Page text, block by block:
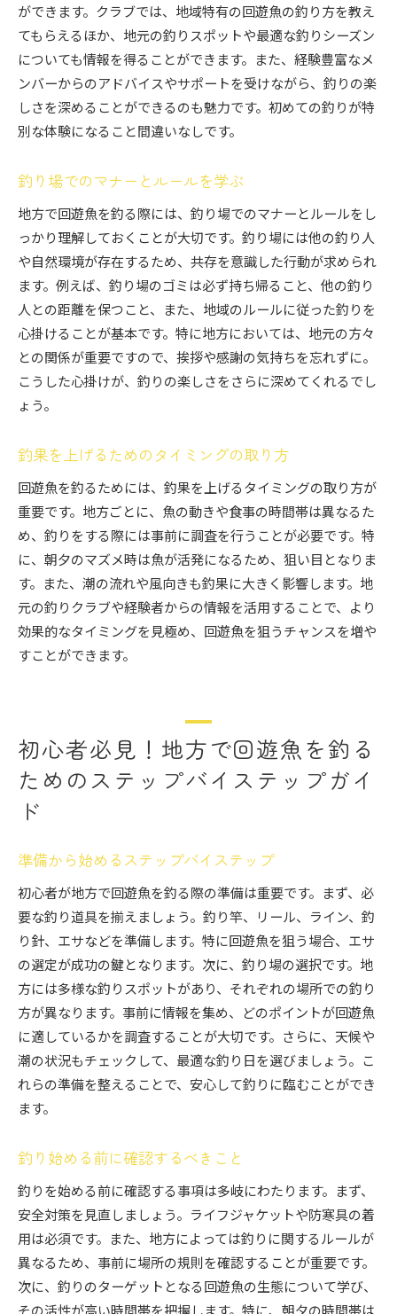
ができます。クラブでは、地域特有の回遊魚の釣り方を教え
てもらえるほか、地元の釣りスポットや最適な釣りシーズン
についても情報を得ることができます。また、経験豊富なメ
ンバーからのアドバイスやサポートを受けながら、釣りの楽
しさを深めることができるのも魅力です。初めての釣りが特
別な体験になること間違いなしです。
釣り場でのマナーとルールを学ぶ
地方で回遊魚を釣る際には、釣り場でのマナーとルールをし
っかり理解しておくことが大切です。釣り場には他の釣り人
や自然環境が存在するため、共存を意識した行動が求められ
ます。例えば、釣り場のゴミは必ず持ち帰ること、他の釣り
人との距離を保つこと、また、地域のルールに従った釣りを
心掛けることが基本です。特に地方においては、地元の方々
との関係が重要ですので、挨拶や感謝の気持ちを忘れずに。
こうした心掛けが、釣りの楽しさをさらに深めてくれるでし
ょう。
釣果を上げるためのタイミングの取り方
回遊魚を釣るためには、釣果を上げるタイミングの取り方が
重要です。地方ごとに、魚の動きや食事の時間帯は異なるた
め、釣りをする際には事前に調査を行うことが必要です。特
に、朝夕のマズメ時は魚が活発になるため、狙い目となりま
す。また、潮の流れや風向きも釣果に大きく影響します。地
元の釣りクラブや経験者からの情報を活用することで、より
効果的なタイミングを見極め、回遊魚を狙うチャンスを増や
すことができます。
初心者必見！地方で回遊魚を釣る
ためのステップバイステップガイ
ド
準備から始めるステップバイステップ
初心者が地方で回遊魚を釣る際の準備は重要です。まず、必
要な釣り道具を揃えましょう。釣り竿、リール、ライン、釣
り針、エサなどを準備します。特に回遊魚を狙う場合、エサ
の選定が成功の鍵となります。次に、釣り場の選択です。地
方には多様な釣りスポットがあり、それぞれの場所での釣り
方が異なります。事前に情報を集め、どのポイントが回遊魚
に適しているかを調査することが大切です。さらに、天候や
潮の状況もチェックして、最適な釣り日を選びましょう。こ
れらの準備を整えることで、安心して釣りに臨むことができ
ます。
釣り始める前に確認するべきこと
釣りを始める前に確認する事項は多岐にわたります。まず、
安全対策を見直しましょう。ライフジャケットや防寒具の着
用は必須です。また、地方によっては釣りに関するルールが
異なるため、事前に場所の規則を確認することが重要です。
次に、釣りのターゲットとなる回遊魚の生態について学び、
その活性が高い時間帯を把握します。特に、朝夕の時間帯は